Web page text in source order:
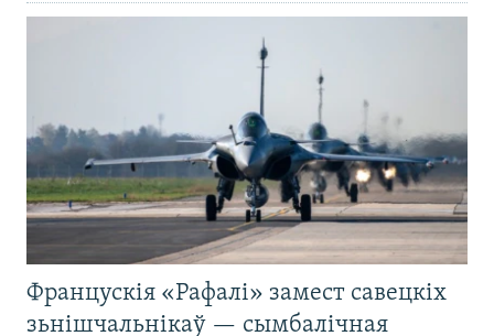
Францускія «Рафалі» замест савецкіх
зьнішчальнікаў — сымбалічная